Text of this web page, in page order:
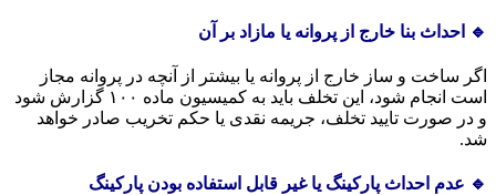
🔹 احداث بنا خارج از پروانه یا مازاد بر آن
اگر ساخت و ساز خارج از پروانه یا بیشتر از آنچه در پروانه مجاز
است انجام شود، این تخلف باید به کمیسیون ماده ۱۰۰ گزارش شود
و در صورت تایید تخلف، جریمه نقدی یا حکم تخریب صادر خواهد
شد.
🔹 عدم احداث پارکینگ یا غیر قابل استفاده بودن پارکینگ